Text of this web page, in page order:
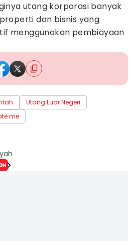
utang korporasi banyak
dan bisnis yang
menggunakan pembiayaan
Utang Luar Negeri
me